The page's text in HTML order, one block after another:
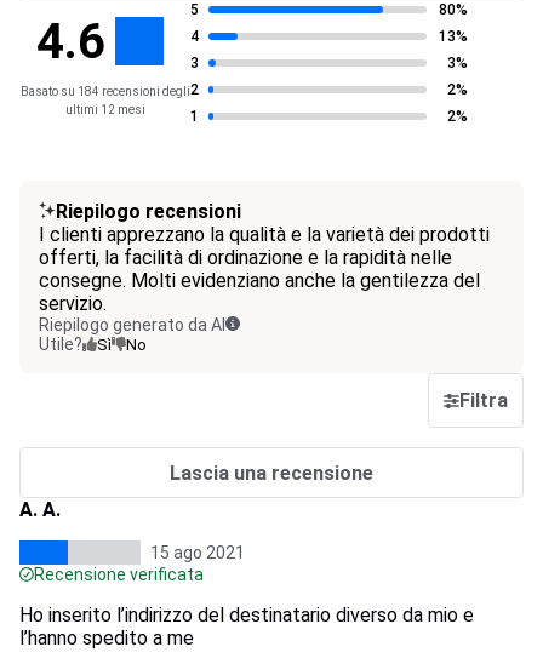
4.6
Basato su 184 recensioni degli
ultimi 12 mesi
5
80%
4
13%
3
3%
2
2%
1
2%
Riepilogo recensioni
I clienti apprezzano la qualità e la varietà dei prodotti
offerti, la facilità di ordinazione e la rapidità nelle
consegne. Molti evidenziano anche la gentilezza del
servizio.
Riepilogo generato da AI
Utile?
Sì No
Filtra
Lascia una recensione
A. A.
15 ago 2021
Recensione verificata
Ho inserito l’indirizzo del destinatario diverso da mio e
l’hanno spedito a me